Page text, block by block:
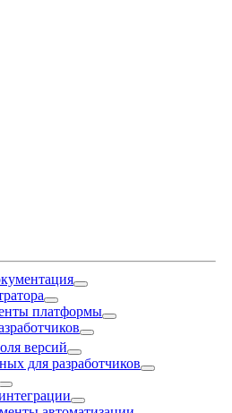
платформы
версий
для разработчиков